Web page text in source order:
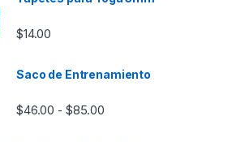
$14.00
Saco de Entrenamiento
$46.00 - $85.00 Rango de precios: